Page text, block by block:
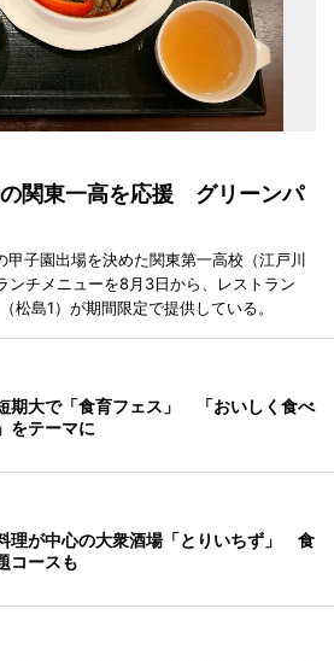
関東一高を応援 グリーンパ
甲子園出場を決めた関東第一高校（江戸川
ンチメニューを8月3日から、レストラン
松島1）が期間限定で提供している。
期大で「食育フェス」 「おいしく食べ
をテーマに
理が中心の大衆酒場「とりいちず」 食
コースも